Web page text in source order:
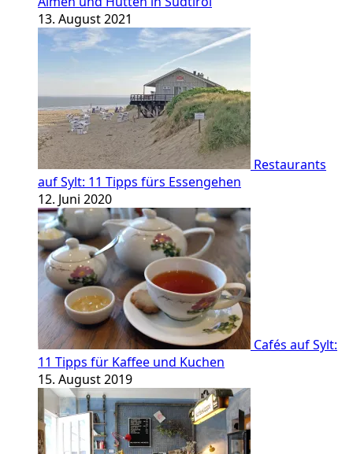
13. August 2021
Restaurants
auf Sylt: 11 Tipps fürs Essengehen
12. Juni 2020
Cafés auf Sylt:
11 Tipps für Kaffee und Kuchen
15. August 2019